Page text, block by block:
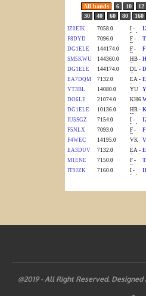
@2019 - All Right Reserved.